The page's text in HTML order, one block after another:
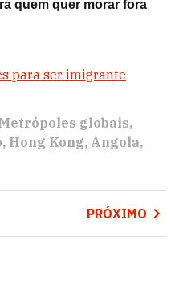
quem quer morar fora
para ser imigrante
Metrópoles globais
Hong Kong Angola
PRÓXIMO